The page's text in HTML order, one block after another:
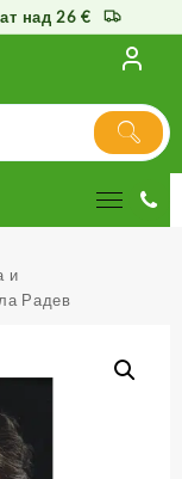
над 26 €
и
Радев